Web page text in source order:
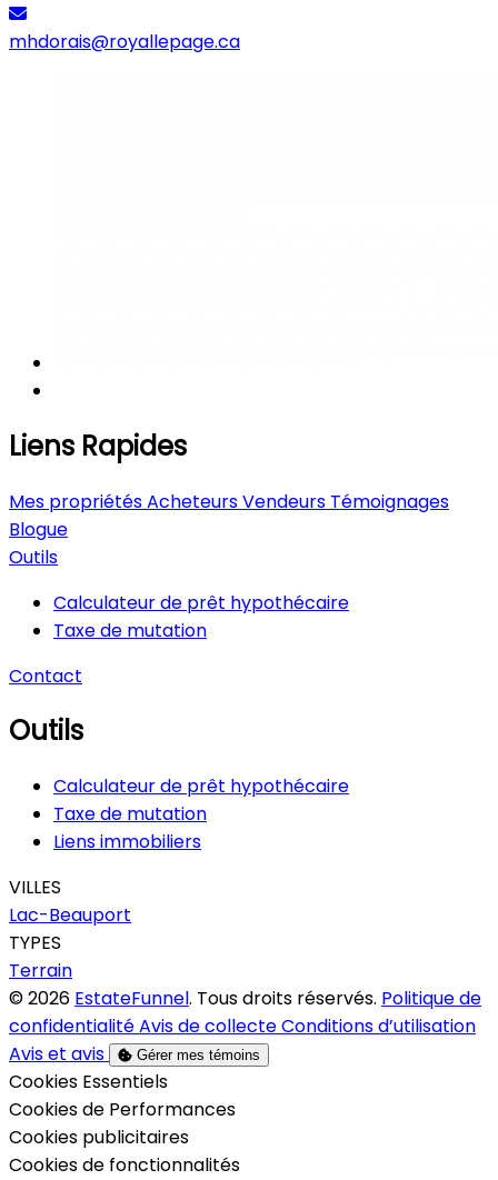
mhdorais@royallepage.ca
Liens Rapides
Mes propriétésAcheteursVendeurs Témoignages
Blogue
Outils
Calculateur de prêt hypothécaire
Taxe de mutation
Contact
Outils
Calculateur de prêt hypothécaire
Taxe de mutation
Liens immobiliers
VILLES
Lac-Beauport
TYPES
Terrain
© 2026 EstateFunnel. Tous droits réservés. Politique de
confidentialitéAvis de collecteConditions d’utilisation
Avis et avis
Gérer mes témoins
Activer
Cookies Essentiels
Activer
Cookies de Performances
Activer
Cookies publicitaires
Activer
Cookies de fonctionnalités